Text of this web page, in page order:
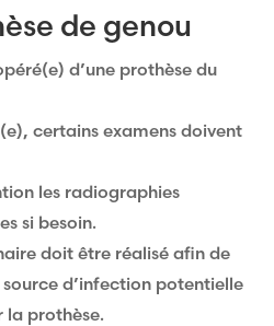
de genou
d’une prothèse du
certains examens doivent
les radiographies
si besoin.
doit être réalisé afin de
d’infection potentielle
prothèse.